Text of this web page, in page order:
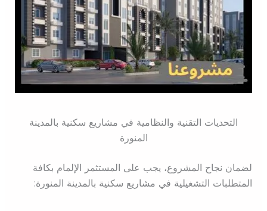
التحديات التقنية والنظامية في مشاريع سكنية بالمدينة
المنورة
لضمان نجاح المشروع، يجب على المستثمر الإلمام بكافة
المتطلبات التشغيلية في مشاريع سكنية بالمدينة المنورة: